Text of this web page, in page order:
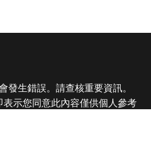
發生錯誤。請查核重要資訊。
示您同意此內容僅供個人參考